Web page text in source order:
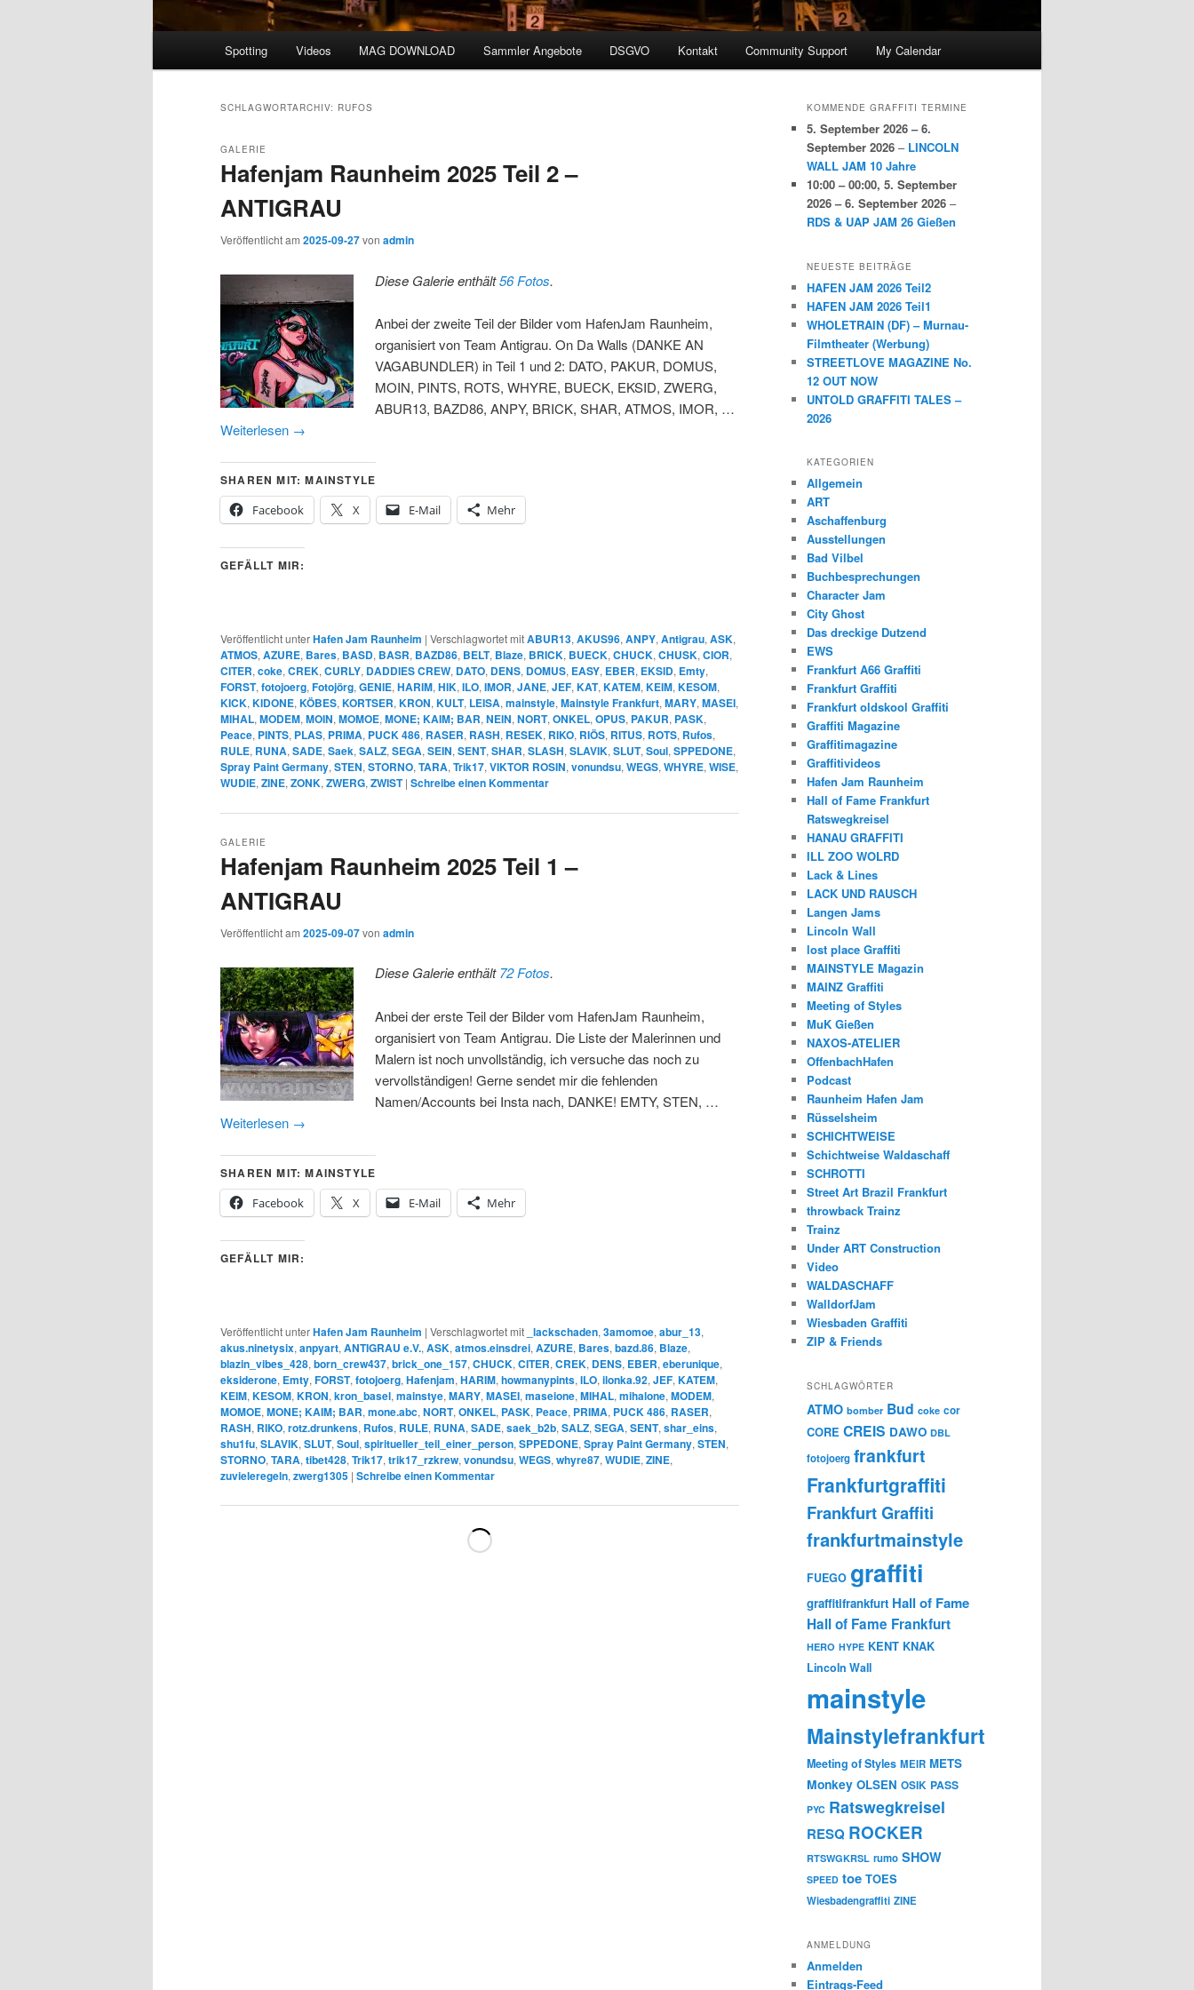
Spotting Videos MAG DOWNLOAD Sammler Angebote DSGVO Kontakt Community Support My Calendar
SCHLAGWORTARCHIV: RUFOS
Hafenjam Raunheim 2025 Teil 2 –
ANTIGRAU
GALERIE
Veröffentlicht am 2025-09-27von admin
Diese Galerie enthält56 Fotos.
Anbei der zweite Teil der Bilder vom HafenJam Raunheim,
organisiert von Team Antigrau. On Da Walls (DANKE AN
VAGABUNDLER) in Teil 1 und 2: DATO, PAKUR, DOMUS,
MOIN, PINTS, ROTS, WHYRE, BUECK, EKSID, ZWERG,
ABUR13, BAZD86, ANPY, BRICK, SHAR, ATMOS, IMOR, …
Weiterlesen →
SHAREN MIT: MAINSTYLE
Facebook
X E-Mail Mehr
GEFÄLLT MIR:
Veröffentlicht unterHafen Jam Raunheim | Verschlagwortet mitABUR13, AKUS96, ANPY, Antigrau, ASK,
ATMOS, AZURE, Bares, BASD, BASR, BAZD86, BELT, Blaze, BRICK, BUECK, CHUCK, CHUSK, CIOR,
CITER, coke, CREK, CURLY, DADDIES CREW, DATO, DENS, DOMUS, EASY, EBER, EKSID, Emty,
FORST, fotojoerg, Fotojörg, GENIE, HARIM, HIK, ILO, IMOR, JANE, JEF, KAT, KATEM, KEIM, KESOM,
KICK, KIDONE, KÖBES, KORTSER, KRON, KULT, LEISA, mainstyle, Mainstyle Frankfurt, MARY, MASEI,
MIHAL, MODEM, MOIN, MOMOE, MONE; KAIM; BAR, NEIN, NORT, ONKEL, OPUS, PAKUR, PASK,
Peace, PINTS, PLAS, PRIMA, PUCK 486, RASER, RASH, RESEK, RIKO, RIÖS, RITUS, ROTS, Rufos,
RULE, RUNA, SADE, Saek, SALZ, SEGA, SEIN, SENT, SHAR, SLASH, SLAVIK, SLUT, Soul, SPPEDONE,
Spray Paint Germany, STEN, STORNO, TARA, Trik17, VIKTOR ROSIN, vonundsu, WEGS, WHYRE, WISE,
WUDIE, ZINE, ZONK, ZWERG, ZWIST | Schreibe einen Kommentar
Hafenjam Raunheim 2025 Teil 1 –
ANTIGRAU
GALERIE
Veröffentlicht am 2025-09-07von admin
Diese Galerie enthält72 Fotos.
Anbei der erste Teil der Bilder vom HafenJam Raunheim,
organisiert von Team Antigrau. Die Liste der Malerinnen und
Malern ist noch unvollständig, ich versuche das noch zu
vervollständigen! Gerne sendet mir die fehlenden
Namen/Accounts bei Insta nach, DANKE! EMTY, STEN, …
Weiterlesen →
SHAREN MIT: MAINSTYLE
Facebook
X E-Mail Mehr
GEFÄLLT MIR:
Veröffentlicht unterHafen Jam Raunheim | Verschlagwortet mit _lackschaden, 3amomoe, abur_13,
akus.ninetysix, anpyart, ANTIGRAU e.V., ASK, atmos.einsdrei, AZURE, Bares, bazd.86, Blaze,
blazin_vibes_428, born_crew437, brick_one_157, CHUCK, CITER, CREK, DENS, EBER, eberunique,
eksiderone, Emty, FORST, fotojoerg, Hafenjam, HARIM, howmanypints, ILO, ilonka.92, JEF, KATEM,
KEIM, KESOM, KRON, kron_basel, mainstye, MARY, MASEI, maseione, MIHAL, mihalone, MODEM,
MOMOE, MONE; KAIM; BAR, mone.abc, NORT, ONKEL, PASK, Peace, PRIMA, PUCK 486, RASER,
RASH, RIKO, rotz.drunkens, Rufos, RULE, RUNA, SADE, saek_b2b, SALZ, SEGA, SENT, shar_eins,
shu1fu, SLAVIK, SLUT, Soul, spiritueller_teil_einer_person, SPPEDONE, Spray Paint Germany, STEN,
STORNO, TARA, tibet428, Trik17, trik17_rzkrew, vonundsu, WEGS, whyre87, WUDIE, ZINE,
zuvieleregeln, zwerg1305 | Schreibe einen Kommentar
KOMMENDE GRAFFITI TERMINE
5. September 2026 – 6.
September 2026 – LINCOLN
WALL JAM 10 Jahre
10:00 – 00:00, 5. September
2026 – 6. September 2026 –
RDS & UAP JAM 26 Gießen
NEUESTE BEITRÄGE
HAFEN JAM 2026 Teil2
HAFEN JAM 2026 Teil1
WHOLETRAIN (DF) – Murnau-
Filmtheater (Werbung)
STREETLOVE MAGAZINE No.
12 OUT NOW
UNTOLD GRAFFITI TALES –
2026
KATEGORIEN
Allgemein
ART
Aschaffenburg
Ausstellungen
Bad Vilbel
Buchbesprechungen
Character Jam
City Ghost
Das dreckige Dutzend
EWS
Frankfurt A66 Graffiti
Frankfurt Graffiti
Frankfurt oldskool Graffiti
Graffiti Magazine
Graffitimagazine
Graffitivideos
Hafen Jam Raunheim
Hall of Fame Frankfurt
Ratswegkreisel
HANAU GRAFFITI
ILL ZOO WOLRD
Lack & Lines
LACK UND RAUSCH
Langen Jams
Lincoln Wall
lost place Graffiti
MAINSTYLE Magazin
MAINZ Graffiti
Meeting of Styles
MuK Gießen
NAXOS-ATELIER
OffenbachHafen
Podcast
Raunheim Hafen Jam
Rüsselsheim
SCHICHTWEISE
Schichtweise Waldaschaff
SCHROTTI
Street Art Brazil Frankfurt
throwback Trainz
Trainz
Under ART Construction
Video
WALDASCHAFF
WalldorfJam
Wiesbaden Graffiti
ZIP & Friends
SCHLAGWÖRTER
ATMO bomber Bud coke cor
CORE CREIS DAWO DBL
fotojoerg frankfurt
Frankfurtgraffiti
Frankfurt Graffiti
frankfurtmainstyle
FUEGO graffiti
graffitifrankfurt Hall of Fame
Hall of Fame Frankfurt
HERO HYPE KENT KNAK
Lincoln Wall
mainstyle
Mainstylefrankfurt
Meeting of Styles MEIR METS
Monkey OLSEN OSIK PASS
PYC Ratswegkreisel
RESQ ROCKER
RTSWGKRSL rumo SHOW
SPEED toe TOES
Wiesbadengraffiti ZINE
ANMELDUNG
Anmelden
Eintrags-Feed